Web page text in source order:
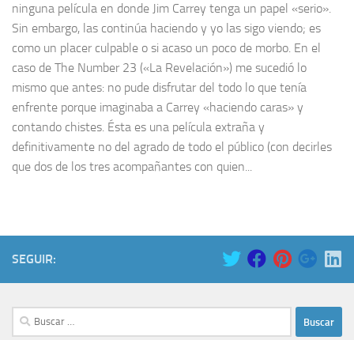
ninguna película en donde Jim Carrey tenga un papel «serio».
Sin embargo, las continúa haciendo y yo las sigo viendo; es
como un placer culpable o si acaso un poco de morbo. En el
caso de The Number 23 («La Revelación») me sucedió lo
mismo que antes: no pude disfrutar del todo lo que tenía
enfrente porque imaginaba a Carrey «haciendo caras» y
contando chistes. Ésta es una película extraña y
definitivamente no del agrado de todo el público (con decirles
que dos de los tres acompañantes con quien...
SEGUIR:
Buscar: